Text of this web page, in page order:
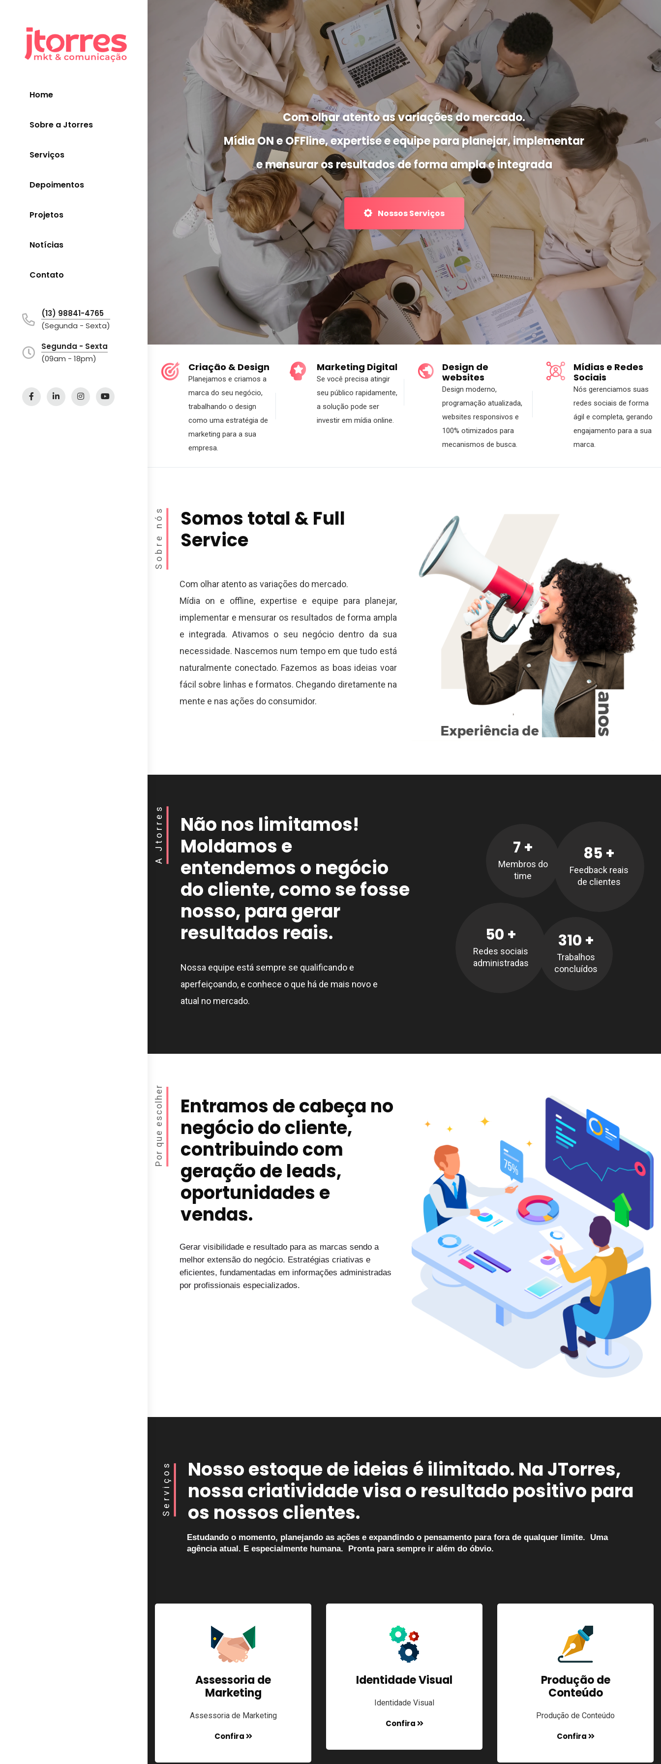
Home
Sobre a Jtorres
Serviços
Depoimentos
Projetos
Notícias
Contato
(13) 98841-4765
(Segunda - Sexta)
Segunda - Sexta
(09am - 18pm)
Com olhar atento as variações do mercado.
Mídia ON e OFFline, expertise e equipe para planejar, implementar
e mensurar os resultados de forma ampla e integrada
Nossos Serviços
Criação & Design
Planejamos e criamos a
marca do seu negócio,
trabalhando o design
como uma estratégia de
marketing para a sua
empresa.
Marketing Digital
Se você precisa atingir
seu público rapidamente,
a solução pode ser
investir em mídia online.
Design de
websites
Design moderno,
programação atualizada,
websites responsivos e
100% otimizados para
mecanismos de busca.
Mídias e Redes
Sociais
Nós gerenciamos suas
redes sociais de forma
ágil e completa, gerando
engajamento para a sua
marca.
Sobre nós
Somos total & Full
Service
Com olhar atento as variações do mercado.
Mídia on e offline, expertise e equipe para planejar,
implementar e mensurar os resultados de forma ampla
e integrada. Ativamos o seu negócio dentro da sua
necessidade. Nascemos num tempo em que tudo está
naturalmente conectado. Fazemos as boas ideias voar
fácil sobre linhas e formatos. Chegando diretamente na
mente e nas ações do consumidor.
A Jtorres
Não nos limitamos!
Moldamos e
entendemos o negócio
do cliente, como se fosse
nosso, para gerar
resultados reais.
Nossa equipe está sempre se qualificando e
aperfeiçoando, e conhece o que há de mais novo e
atual no mercado.
7 +
Membros do
time
50 +
Redes sociais
administradas
85 +
Feedback reais
de clientes
310 +
Trabalhos
concluídos
Por que escolher
Entramos de cabeça no
negócio do cliente,
contribuindo com
geração de leads,
oportunidades e
vendas.
Gerar visibilidade e resultado para as marcas sendo a
melhor extensão do negócio. Estratégias criativas e
eficientes, fundamentadas em informações administradas
por profissionais especializados.
Serviços
Nosso estoque de ideias é ilimitado. Na JTorres,
nossa criatividade visa o resultado positivo para
os nossos clientes.
Estudando o momento, planejando as ações e expandindo o pensamento para fora de qualquer limite. Uma
agência atual. E especialmente humana. Pronta para sempre ir além do óbvio.
Assessoria de
Marketing
Assessoria de Marketing
Confira
Identidade Visual
Identidade Visual
Confira
Produção de
Conteúdo
Produção de Conteúdo
Confira